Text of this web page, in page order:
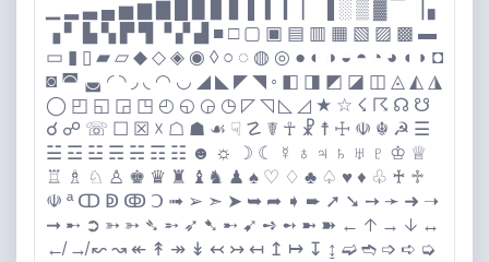
▁ ▂ ▃ ▄ ▅ ▆ ▇ █ ▉ ▊ ▋ ▌ ▍ ▎ ▏ ▐ ░ ▒ ▓ ▔ ▕ ▖
▗ ▘ ▙ ▚ ▛ ▜ ▝ ▞ ▟ ■ □ ▢ ▣ ▤ ▥ ▦ ▧ ▨ ▩ ▬
▭ ▮ ▯ ▰ ▱ ◆ ◇ ◈ ◉ ◊ ○ ◌ ◍ ◎ ● ◐ ◑ ◒ ◓ ◔ ◕ ◖ ◗ ◘
◙ ◚ ◛ ◜ ◝ ◞ ◟ ◠ ◡ ◢ ◣ ◤ ◥ ◦ ◧ ◨ ◩ ◪ ◫ ◬ ◭ ◮
◯ ◰ ◱ ◲ ◳ ◴ ◵ ◶ ◷ ◸ ◹ ◺ ◿ ★ ☆ ☇ ☈ ☊ ☋
☌ ☍ ☏ ☐ ☒ ☓ ☖ ☗ ☙ ☟ ☡ ☤ ☥ ☧ ☨ ☩ ☫ ☬ ☭ ☰
☱ ☲ ☳ ☴ ☵ ☶ ☷ ☻ ☼ ☽ ☾ ☿ ♁ ♃ ♄ ♅ ♇ ♔ ♕
♖ ♗ ♘ ♙ ♚ ♛ ♜ ♝♞ ♟ ♠️ ♡ ♢ ♣️ ♤ ♥️ ♦️ ♧ ♰ ♱
☫ ª ↀ ↁ ↂ Ↄ ➟ ➢ ➣ ➤ ➥ ➦ ➧ ➨ ➚ ➘ ➙ ➛ ➜ ➝
➞ ➸ ➲ ➳ ➳ ➴ ➵ ➶ ➷ ➸ ➹ ➺ ➻ ➼ ➽ ← ↑ → ↓ ↔️
↚ ↛ ↜ ↝ ↞ ↟ ↠ ↡ ↢ ↣ ↤ ↥ ↦ ↧ ↨ ➫ ➬ ➩ ➪ ➭